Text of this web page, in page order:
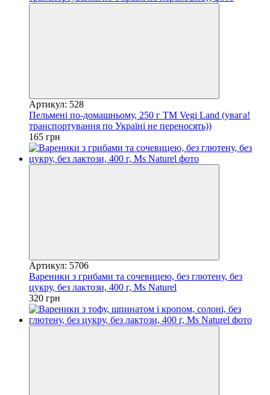
Артикул: 528
Пельмені по-домашньому, 250 г ТМ Vegi Land (увага!
транспортування по Україні не переносять))
165 грн
Артикул: 5706
Вареники з грибами та сочевицею, без глютену, без
цукру, без лактози, 400 г, Ms Naturel
320 грн